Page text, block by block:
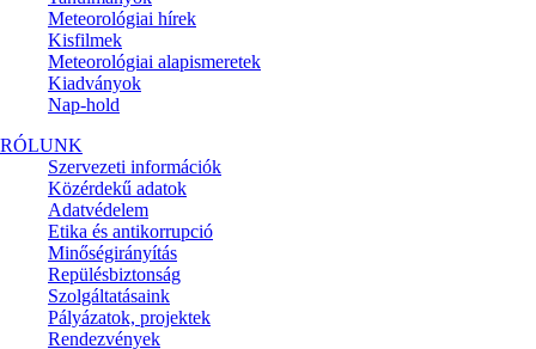
Meteorológiai hírek
Kisfilmek
Meteorológiai alapismeretek
Kiadványok
Nap-hold
RÓLUNK
Szervezeti információk
Közérdekű adatok
Adatvédelem
Etika és antikorrupció
Minőségirányítás
Repülésbiztonság
Szolgáltatásaink
Pályázatok, projektek
Rendezvények